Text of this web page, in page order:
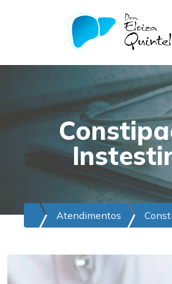
Atendimentos